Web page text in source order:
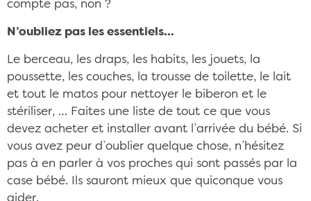
compte pas, non ?
N’oubliez pas les essentiels…
Le berceau, les draps, les habits, les jouets, la
poussette, les couches, la trousse de toilette, le lait
et tout le matos pour nettoyer le biberon et le
stériliser, … Faites une liste de tout ce que vous
devez acheter et installer avant l’arrivée du bébé. Si
vous avez peur d’oublier quelque chose, n’hésitez
pas à en parler à vos proches qui sont passés par la
case bébé. Ils sauront mieux que quiconque vous
aider.